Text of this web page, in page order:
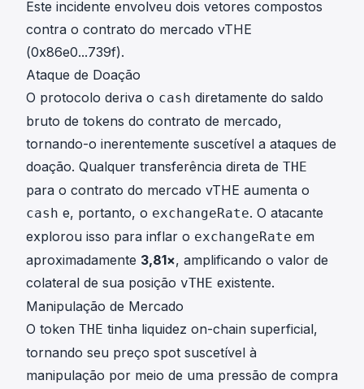
Este incidente envolveu dois vetores compostos
contra o contrato do mercado vTHE
(0x86e0...739f).
Ataque de Doação
O protocolo deriva o cash diretamente do saldo
bruto de tokens do contrato de mercado,
tornando-o inerentemente suscetível a ataques de
doação. Qualquer transferência direta de THE
para o contrato do mercado vTHE aumenta o
cash e, portanto, o exchangeRate. O atacante
explorou isso para inflar o exchangeRate em
aproximadamente 3,81×, amplificando o valor de
colateral de sua posição vTHE existente.
Manipulação de Mercado
O token THE tinha liquidez on-chain superficial,
tornando seu preço spot suscetível à
manipulação por meio de uma pressão de compra